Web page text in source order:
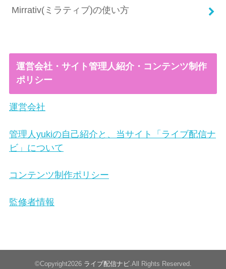
Mirrativ(ミラティブ)の使い方
運営会社・サイト管理人紹介・コンテンツ制作
ポリシー
運営会社
管理人yukiの自己紹介と、当サイト「ライブ配信ナ
ビ」について
コンテンツ制作ポリシー
監修者情報
©Copyright2026 ライブ配信ナビ.All Rights Reserved.